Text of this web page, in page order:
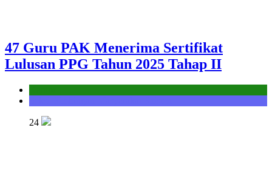
47 Guru PAK Menerima Sertifikat
Lulusan PPG Tahun 2025 Tahap II
24